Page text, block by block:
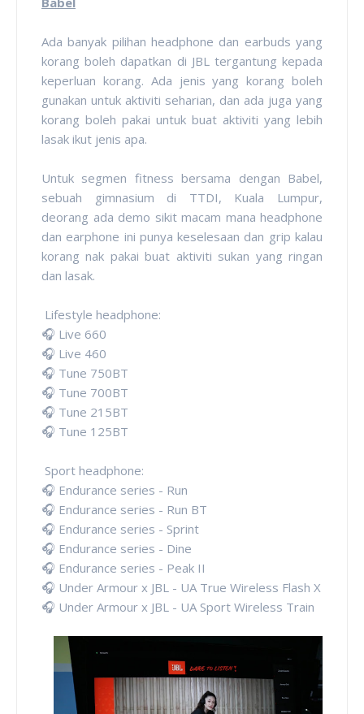
Ada banyak pilihan headphone dan earbuds yang
korang boleh dapatkan di JBL tergantung kepada
keperluan korang. Ada jenis yang korang boleh
gunakan untuk aktiviti seharian, dan ada juga yang
korang boleh pakai untuk buat aktiviti yang lebih
lasak ikut jenis apa.
Untuk segmen fitness bersama dengan Babel,
sebuah gimnasium di TTDI, Kuala Lumpur,
deorang ada demo sikit macam mana headphone
dan earphone ini punya keselesaan dan grip kalau
korang nak pakai buat aktiviti sukan yang ringan
dan lasak.
Lifestyle headphone:
🎧 Live 660
🎧 Live 460
🎧 Tune 750BT
🎧 Tune 700BT
🎧 Tune 215BT
🎧 Tune 125BT
Sport headphone:
🎧 Endurance series - Run
🎧 Endurance series - Run BT
🎧 Endurance series - Sprint
🎧 Endurance series - Dine
🎧 Endurance series - Peak II
🎧 Under Armour x JBL - UA True Wireless Flash X
🎧 Under Armour x JBL - UA Sport Wireless Train